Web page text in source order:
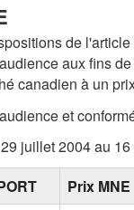
de
aux fins
canadien à un
et
juillet 2004 au
Prix MNE